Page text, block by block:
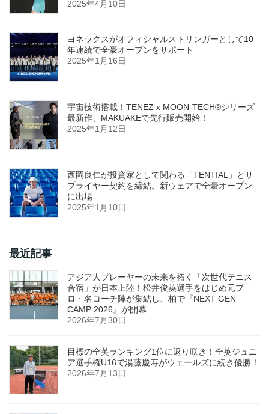
2025年4月10日
ヨネックスがオフィシャルストリンガーとして10
年連続で全豪オープンをサポート
2025年1月16日
宇宙技術搭載！TENEZ x MOON-TECH®シリーズ
最新作、MAKUAKEで先行販売開始！
2025年1月12日
西岡良仁が投資家として関わる「TENTIAL」とサ
プライヤー契約を締結。新ウェアで全豪オープン
に出場
2025年1月10日
最近記事
アジア人プレーヤーの未来を拓く「次世代テニス
合宿」が日本上陸！松井俊英選手をはじめ元プ
ロ・名コーチ陣が集結し、柏で『NEXT GEN
CAMP 2026』が開幕
2026年7月30日
目標の全英ランキング1位に返り咲き！全英ジュニ
ア選手権U16で湯藤慶寿がウェールズに続き優勝！
2026年7月13日